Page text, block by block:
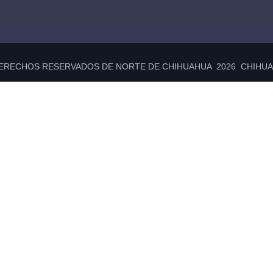
RESERVADOS DE NORTE DE CHIHUAHUA 2026